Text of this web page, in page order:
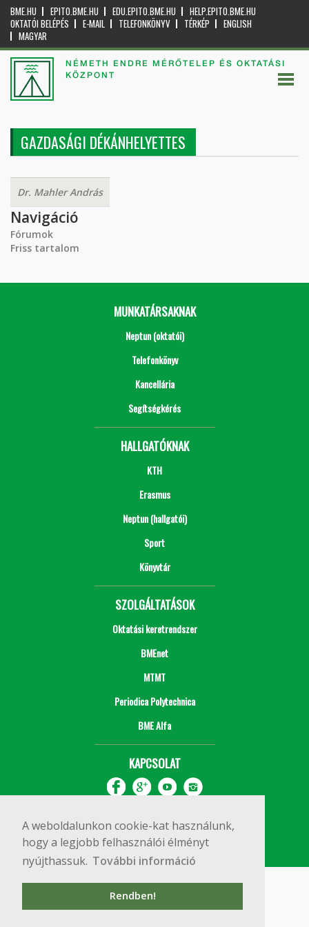
A weboldalunkon cookie-kat használunk,
hogy a legjobb felhasználói élményt
nyújthassuk. További információ
Rendben!
BME.HU EPITO.BME.HU EDU.EPITO.BME.HU
HELP.EPITO.BME.HU
OKTATÓI BELÉPÉS
E-MAIL TELEFONKÖNYV TÉRKÉP
ENGLISH
MAGYAR
NÉMETH ENDRE MÉRŐTELEP ÉS OKTATÁSI
KÖZPONT
GAZDASÁGI DÉKÁNHELYETTES
Dr. Mahler András
Navigáció
Fórumok
Friss tartalom
MUNKATÁRSAKNAK
Neptun (oktatói)
Telefonkönyv
Kancellária
Segítségkérés
HALLGATÓKNAK
KTH
Erasmus
Neptun (hallgatói)
Sport
Könyvtár
SZOLGÁLTATÁSOK
Oktatási keretrendszer
BMEnet
MTMT
Periodica Polytechnica
BME Alfa
KAPCSOLAT
Copyright © 2020 BME Építőmérnöki Kar
1111 Budapest, Műegyetem rkp. 3.